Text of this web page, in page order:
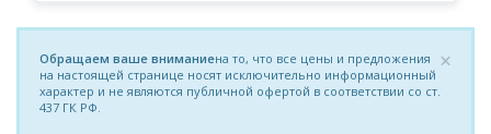
×
Обращаем ваше вниманиена то, что все цены и предложения
на настоящей странице носят исключительно информационный
характер и не являются публичной офертой в соответствии со ст.
437 ГК РФ.